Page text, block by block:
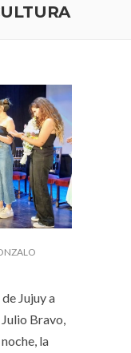
Jujuy a
Bravo,
la